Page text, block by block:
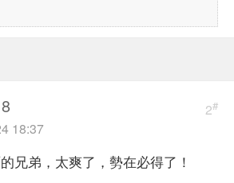
2#
18:37
兄弟，太爽了，勢在必得了！